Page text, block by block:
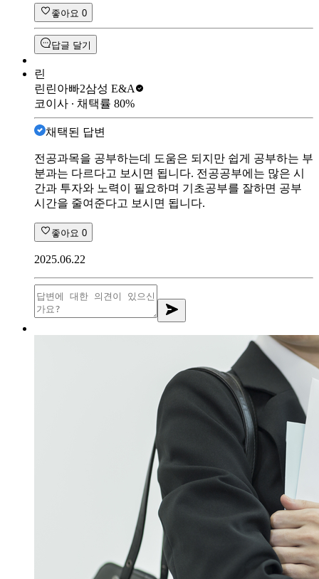
좋아요 0
답글 달기
린
린린아빠2삼성 E&A
코이사 ∙ 채택률 80%
채택된 답변
전공과목을 공부하는데 도움은 되지만 쉽게 공부하는 부
분과는 다르다고 보시면 됩니다. 전공공부에는 많은 시
간과 투자와 노력이 필요하며 기초공부를 잘하면 공부
시간을 줄여준다고 보시면 됩니다.
좋아요 0
2025.06.22